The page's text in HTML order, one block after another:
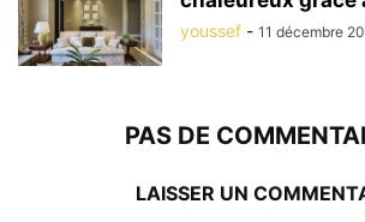
youssef - 11 décembre
PAS DE
LAISSER UN